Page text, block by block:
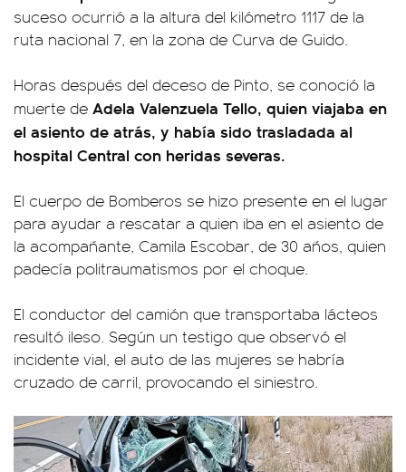
suceso ocurrió a la altura del kilómetro 1117 de la
ruta nacional 7, en la zona de Curva de Guido.
Horas después del deceso de Pinto, se conoció la
muerte de Adela Valenzuela Tello, quien viajaba en
el asiento de atrás, y había sido trasladada al
hospital Central con heridas severas.
El cuerpo de Bomberos se hizo presente en el lugar
para ayudar a rescatar a quien iba en el asiento de
la acompañante, Camila Escobar, de 30 años, quien
padecía politraumatismos por el choque.
El conductor del camión que transportaba lácteos
resultó ileso. Según un testigo que observó el
incidente vial, el auto de las mujeres se habría
cruzado de carril, provocando el siniestro.